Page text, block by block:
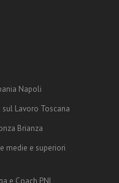
Napoli
sul Lavoro Toscana
Brianza
medie e superiori